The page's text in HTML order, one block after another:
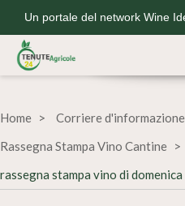
Un portale del network Wine
Home
Corriere
Rassegna Stampa Vino Cantine
rassegna stampa vino di